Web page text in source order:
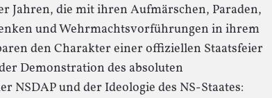
Jahren, die mit ihren Aufmärschen, Paraden,
und Wehrmachtsvorführungen in ihrem
den Charakter einer offiziellen Staatsfeier
Demonstration des absoluten
NSDAP und der Ideologie des NS-Staates: